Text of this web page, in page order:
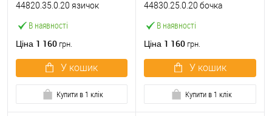
В наявності
44820.35.0.20 язичок
нержавіюча сталь
Ціна 1 160 грн.
У кошик
Купити в 1 клік
В наявності
44830.25.0.20 бочка
нержавіюча сталь
Ціна 1 160 грн.
У кошик
Купити в 1 клік